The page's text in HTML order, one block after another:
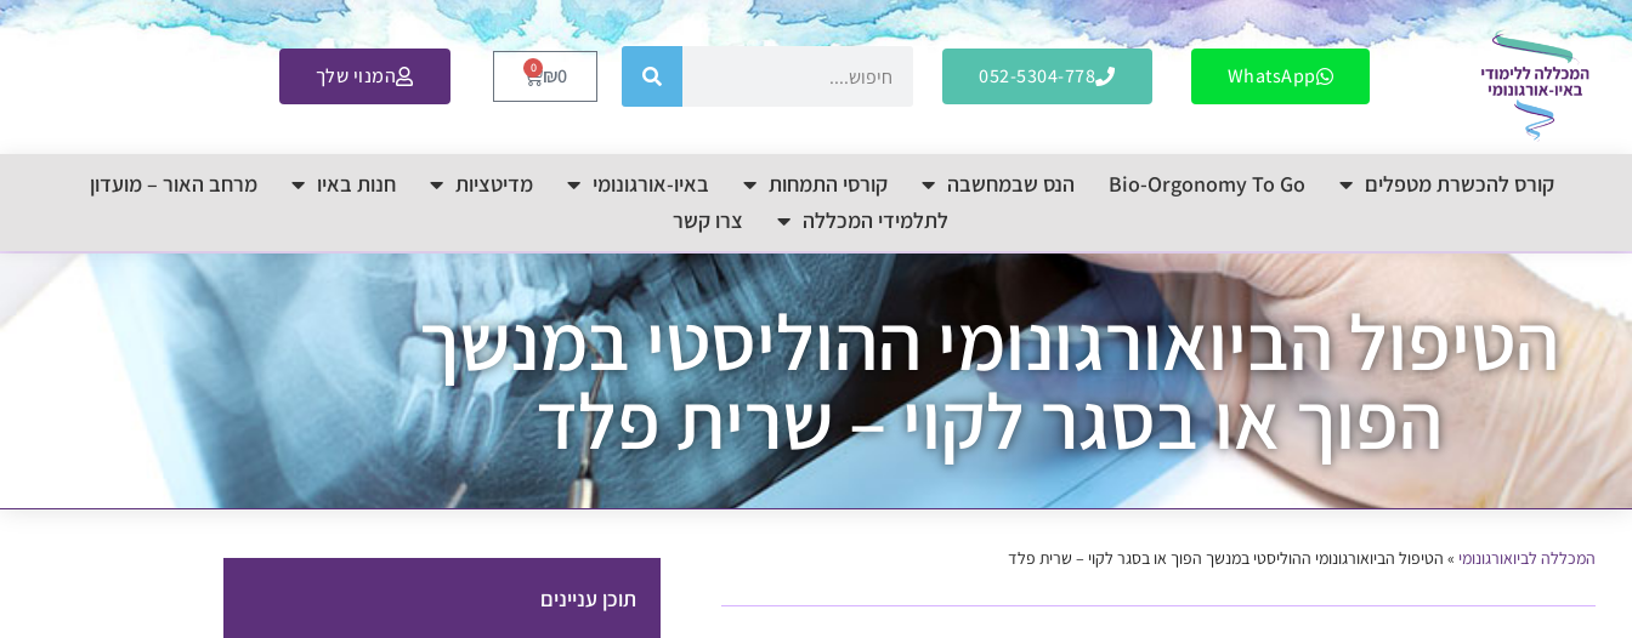
לתוכן
WhatsApp
052-5304-778
₪0
0 המנוי שלך
קורס להכשרת מטפלים Bio-Orgonomy To Go הנס שבמחשבה קורסי התמחות באיו-אורגונומי מדיטציות חנות באיו
מרחב האור – מועדון
לתלמידי המכללה
צרו קשר
הטיפול הביואורגונומי ההוליסטי במנשך
הפוך או בסגר לקוי – שרית פלד
המכללה לביואורגונומי » הטיפול הביואורגונומי ההוליסטי במנשך הפוך או בסגר לקוי – שרית פלד
תוכן עניינים